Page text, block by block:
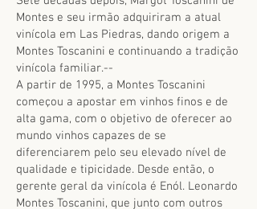
Montes e seu irmão adquiriram a atual
vinícola em Las Piedras, dando origem a
Montes Toscanini e continuando a tradição
vinícola familiar.--
A partir de 1995, a Montes Toscanini
começou a apostar em vinhos finos e de
alta gama, com o objetivo de oferecer ao
mundo vinhos capazes de se
diferenciarem pelo seu elevado nível de
qualidade e tipicidade. Desde então, o
gerente geral da vinícola é Enól. Leonardo
Montes Toscanini, que junto com outros